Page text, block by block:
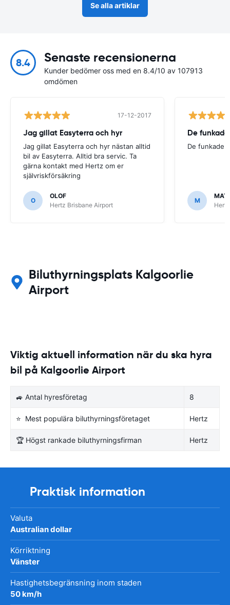
Se alla artiklar
8.4 Senaste recensionerna
Kunder bedömer oss med en 8.4/10 av 107913
omdömen
17-12-2017
Jag gillat Easyterra och hyr
Jag gillat Easyterra och hyr nästan alltid
bil av Easyterra. Alltid bra servic. Ta
gärna kontakt med Hertz om er
självriskförsäkring
O
OLOF
Hertz Brisbane Airport
De funkade.
De funkade.
M
Biluthyrningsplats Kalgoorlie
Airport
Viktig aktuell information när du ska hyra
bil på Kalgoorlie Airport
🚙 Antal hyresföretag 8
⭐ Mest populära biluthyrningsföretaget Hertz
🏆 Högst rankade biluthyrningsfirman Hertz
Praktisk information
Valuta
Australian dollar
Körriktning
Vänster
Hastighetsbegränsning inom staden
50 km/h